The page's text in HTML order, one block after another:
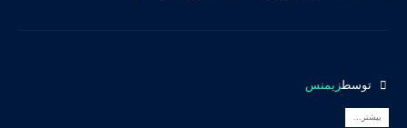
توسطزیمنس
بیشتر...